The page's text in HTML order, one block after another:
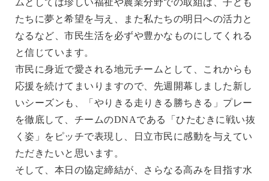
ムとしては珍しい福祉や農業分野での取組は、子ども
たちに夢と希望を与え、また私たちの明日への活力と
なるなど、市民生活を必ずや豊かなものにしてくれる
と信じています。
市民に身近で愛される地元チームとして、これからも
応援を続けてまいりますので、先週開幕しました新し
いシーズンも、「やりきる走りきる勝ちきる」プレー
を徹底して、チームのDNAである「ひたむきに戦い抜
く姿」をピッチで表現し、日立市民に感動を与えてい
ただきたいと思います。
そして、本日の協定締結が、さらなる高みを目指す水